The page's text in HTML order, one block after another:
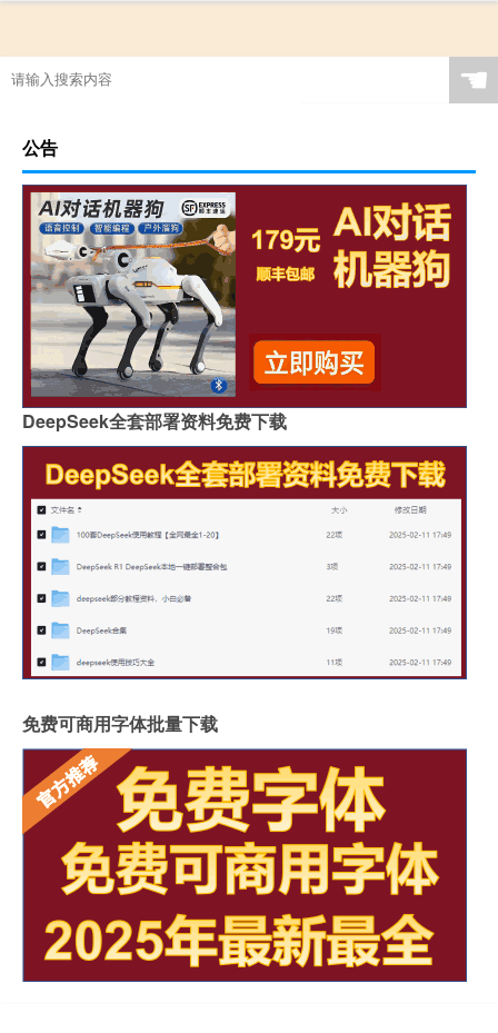
☚
公告
DeepSeek全套部署资料免费下载
免费可商用字体批量下载